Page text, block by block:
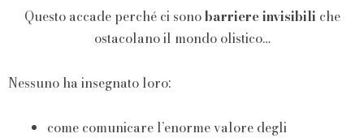
Questo accade perché ci sonobarriere invisibili che
ostacolano il mondo olistico…
Nessuno ha insegnato loro:
come comunicare l’enorme valore degli